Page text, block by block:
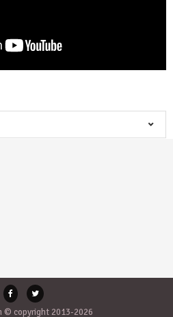
© copyright 2013-2026